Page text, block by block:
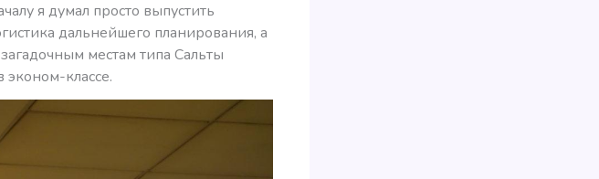
я думал просто выпустить
дальнейшего планирования, а
загадочным местам типа Сальты
эконом-классе.